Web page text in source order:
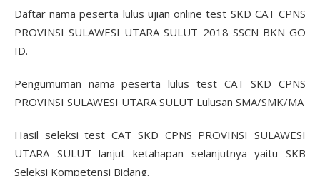
Daftar nama peserta lulus ujian online test SKD CAT CPNS
PROVINSI SULAWESI UTARA SULUT 2018 SSCN BKN GO
ID.
Pengumuman nama peserta lulus test CAT SKD CPNS
PROVINSI SULAWESI UTARA SULUT Lulusan SMA/SMK/MA
Hasil seleksi test CAT SKD CPNS PROVINSI SULAWESI
UTARA SULUT lanjut ketahapan selanjutnya yaitu SKB
Seleksi Kompetensi Bidang.